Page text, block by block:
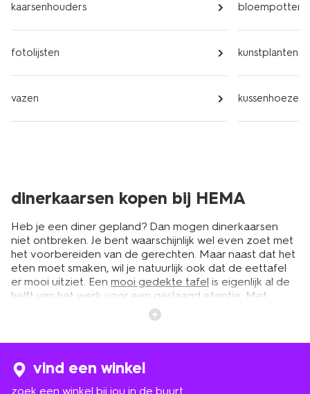
kaarsenhouders
fotolijsten
vazen
bloempotten
kunstplanten
kussenhoezen
dinerkaarsen kopen bij HEMA
Heb je een diner gepland? Dan mogen dinerkaarsen
niet ontbreken. Je bent waarschijnlijk wel even zoet met
het voorbereiden van de gerechten. Maar naast dat het
eten moet smaken, wil je natuurlijk ook dat de eettafel
er mooi uitziet. Een mooi gedekte tafel is eigenlijk al de
helft van het werk voor een geslaagd etentje. Met
dinerkaarsen creëer je een chique en knusse look aan
tafel. Bij HEMA vind je een ruim assortiment aan
zitten er mooie exemplaren tussen. Maak het helemaal
af met een bijpassend
vind een winkel
zoek een winkel bij jou in de buurt